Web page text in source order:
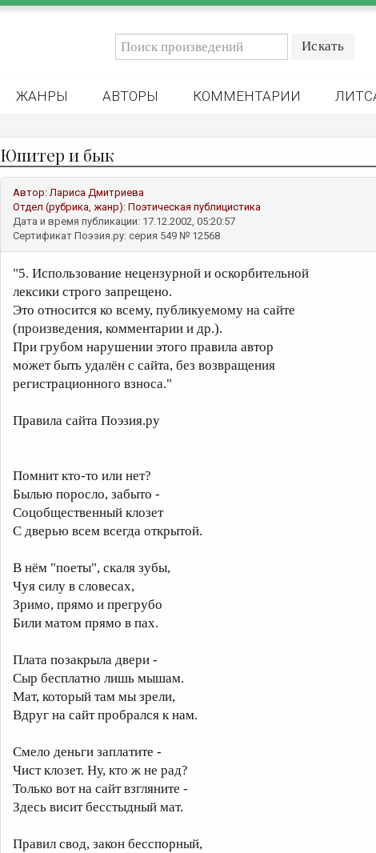
ЖАНРЫ АВТОРЫ КОММЕНТАРИИ
Юпитер и бык
Автор:Лариса Дмитриева
Отдел (рубрика, жанр): Поэтическая публицистика
Дата и время публикации: 17.12.2002, 05:20:57
Сертификат Поэзия.ру: серия 549 № 12568
"5. Использование нецензурной и оскорбительной
лексики строго запрещено.
Это относится ко всему, публикуемому на сайте
(произведения, комментарии и др.).
При грубом нарушении этого правила автор
может быть удалён с сайта, без возвращения
регистрационного взноса."
Правила сайта Поэзия.ру
Помнит кто-то или нет?
Былью поросло, забыто -
Соцобщественный клозет
С дверью всем всегда открытой.
В нём "поеты", скаля зубы,
Чуя силу в словесах,
Зримо, прямо и прегрубо
Били матом прямо в пах.
Плата позакрыла двери -
Сыр бесплатно лишь мышам.
Мат, который там мы зрели,
Вдруг на сайт пробрался к нам.
Смело деньги заплатите -
Чист клозет. Ну, кто ж не рад?
Только вот на сайт взгляните -
Здесь висит бесстыдный мат.
Правил свод, закон бесспорный,